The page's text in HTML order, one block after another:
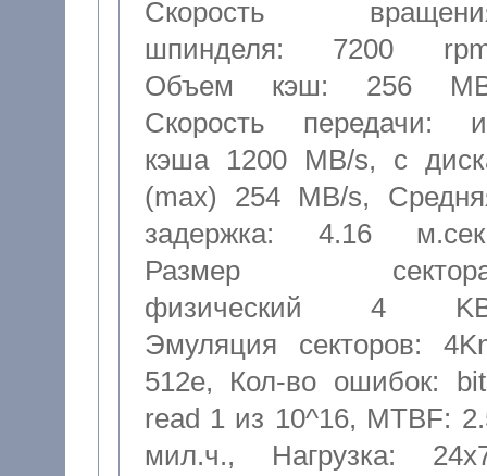
Скорость
шпинделя: 7200
Объем кэш: 256
Скорость передачи:
кэша 1200 MB/s, с
(max) 254 MB/s,
задержка: 4.16
Размер
физический 4
Эмуляция секторов:
512e, Кол-во ошибок:
read 1 из 10^16, MTBF:
мил.ч., Нагрузка: